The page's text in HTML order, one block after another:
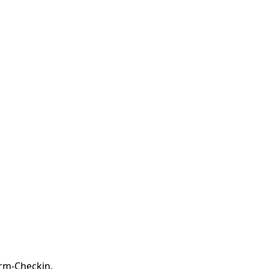
Checkin,